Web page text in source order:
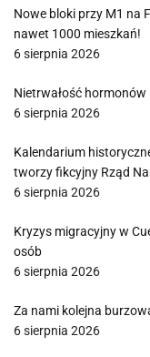
Nowe bloki przy M1 na
nawet 1000 mieszkań!
6 sierpnia 2026
Nietrwałość
6 sierpnia 2026
Kalendarium
tworzy fikcyjny Rząd
6 sierpnia 2026
Kryzys migracyjny w
osób
6 sierpnia 2026
Za nami kolejna
6 sierpnia 2026